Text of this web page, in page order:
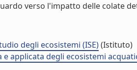
verso l'impatto delle colate
degli ecosistemi (ISE)(Istituto)
applicata degli ecosistemi